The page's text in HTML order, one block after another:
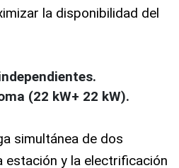
la disponibilidad del
(22 kW+ 22 kW).
simultánea de dos
estación y la electrificación